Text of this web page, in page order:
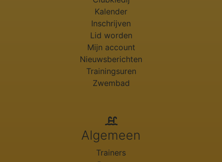
Kalender
Inschrijven
Lid worden
Mijn account
Nieuwsberichten
Trainingsuren
Zwembad
Algemeen
Trainers